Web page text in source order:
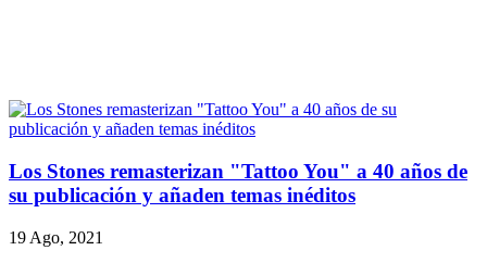
Los Stones remasterizan "Tattoo You" a 40 años de
su publicación y añaden temas inéditos
19 Ago, 2021